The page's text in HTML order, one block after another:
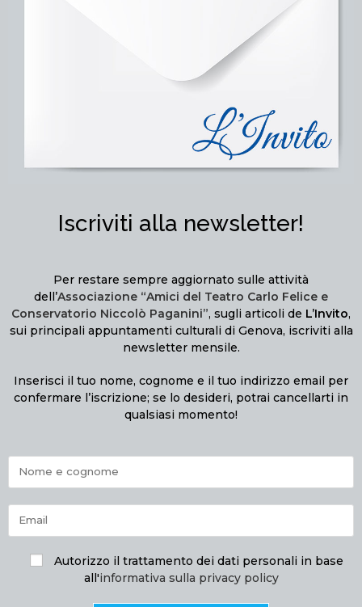
Iscriviti alla newsletter!
Per restare sempre aggiornato sulle attività
dell’Associazione “Amici del Teatro Carlo Felice e
Conservatorio Niccolò Paganini”, sugli articoli de L’Invito,
sui principali appuntamenti culturali di Genova, iscriviti alla
newsletter mensile.
Inserisci il tuo nome, cognome e il tuo indirizzo email per
confermare l’iscrizione; se lo desideri, potrai cancellarti in
qualsiasi momento!
Autorizzo il trattamento dei dati personali in base
all'informativa sulla privacy policy